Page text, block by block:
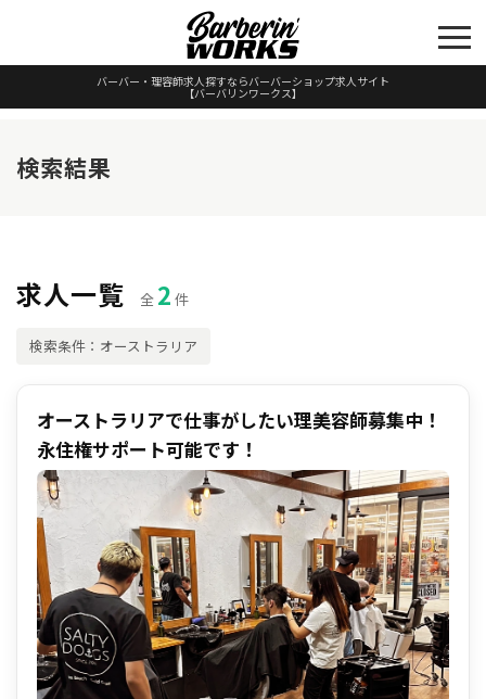
バーバー・理容師求人探すならバーバーショップ求人サイト
【バーバリンワークス】
検索結果
求人一覧 全 2 件
検索条件：オーストラリア
オーストラリアで仕事がしたい理美容師募集中！
永住権サポート可能です！